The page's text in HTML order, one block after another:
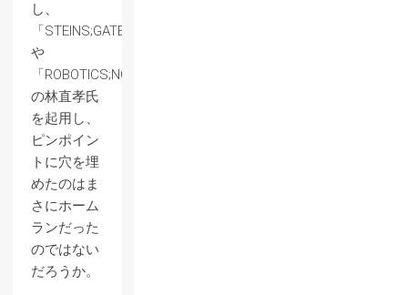
し、
「STEINS;GATE」
や
「ROBOTICS;NOTES」
の林直孝氏
を起用し、
ピンポイン
トに穴を埋
めたのはま
さにホーム
ランだった
のではない
だろうか。